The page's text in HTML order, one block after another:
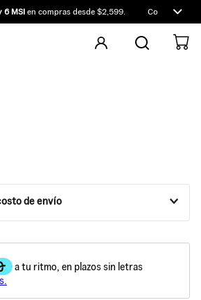
6 MSIen compras desde $2,599. Compra
de envío